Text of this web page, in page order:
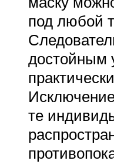
под любой
достойным
те